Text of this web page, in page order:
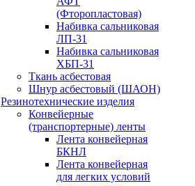
(Фторопластовая)
Набивка сальниковая
ЛП-31
Набивка сальниковая
ХБП-31
Ткань асбестовая
Шнур асбестовый (ШАОН)
Резинотехнические изделия
Конвейерные
(транспортерные) ленты
Лента конвейерная
БКНЛ
Лента конвейерная
для легких условий